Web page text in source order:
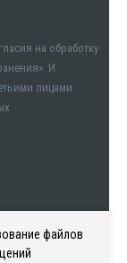
на обработку
И
лицами
файлов